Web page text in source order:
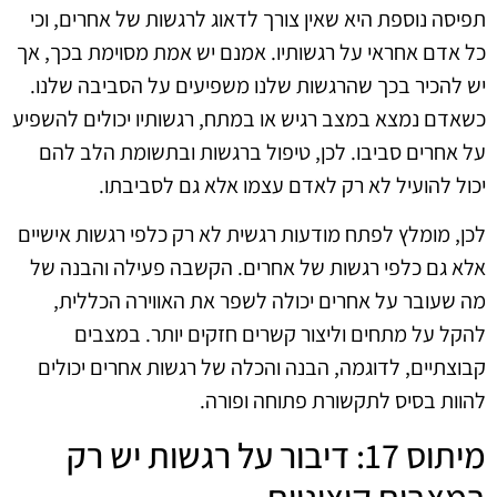
תפיסה נוספת היא שאין צורך לדאוג לרגשות של אחרים, וכי
כל אדם אחראי על רגשותיו. אמנם יש אמת מסוימת בכך, אך
יש להכיר בכך שהרגשות שלנו משפיעים על הסביבה שלנו.
כשאדם נמצא במצב רגיש או במתח, רגשותיו יכולים להשפיע
על אחרים סביבו. לכן, טיפול ברגשות ובתשומת הלב להם
יכול להועיל לא רק לאדם עצמו אלא גם לסביבתו.
לכן, מומלץ לפתח מודעות רגשית לא רק כלפי רגשות אישיים
אלא גם כלפי רגשות של אחרים. הקשבה פעילה והבנה של
מה שעובר על אחרים יכולה לשפר את האווירה הכללית,
להקל על מתחים וליצור קשרים חזקים יותר. במצבים
קבוצתיים, לדוגמה, הבנה והכלה של רגשות אחרים יכולים
להוות בסיס לתקשורת פתוחה ופורה.
מיתוס 17: דיבור על רגשות יש רק